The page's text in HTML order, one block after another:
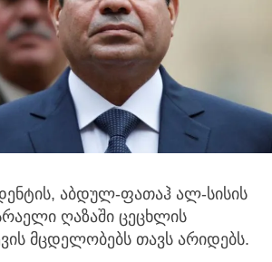
აბდულ-ფათაჰ ალ-სისის
ღაზაში ცეცხლის
მცდელობებს თავს არიდებს.